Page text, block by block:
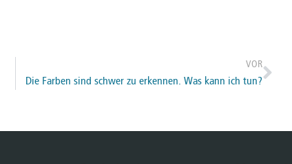
VOR
Die Farben sind schwer zu erkennen. Was kann ich tun?